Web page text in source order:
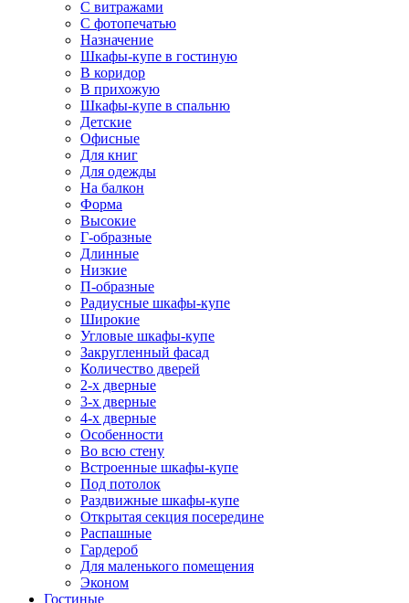
С витражами
С фотопечатью
Назначение
Шкафы-купе в гостиную
В коридор
В прихожую
Шкафы-купе в спальню
Детские
Офисные
Для книг
Для одежды
На балкон
Форма
Высокие
Г-образные
Длинные
Низкие
П-образные
Радиусные шкафы-купе
Широкие
Угловые шкафы-купе
Закругленный фасад
Количество дверей
2-х дверные
3-х дверные
4-х дверные
Особенности
Во всю стену
Встроенные шкафы-купе
Под потолок
Раздвижные шкафы-купе
Открытая секция посередине
Распашные
Гардероб
Для маленького помещения
Эконом
Гостиные